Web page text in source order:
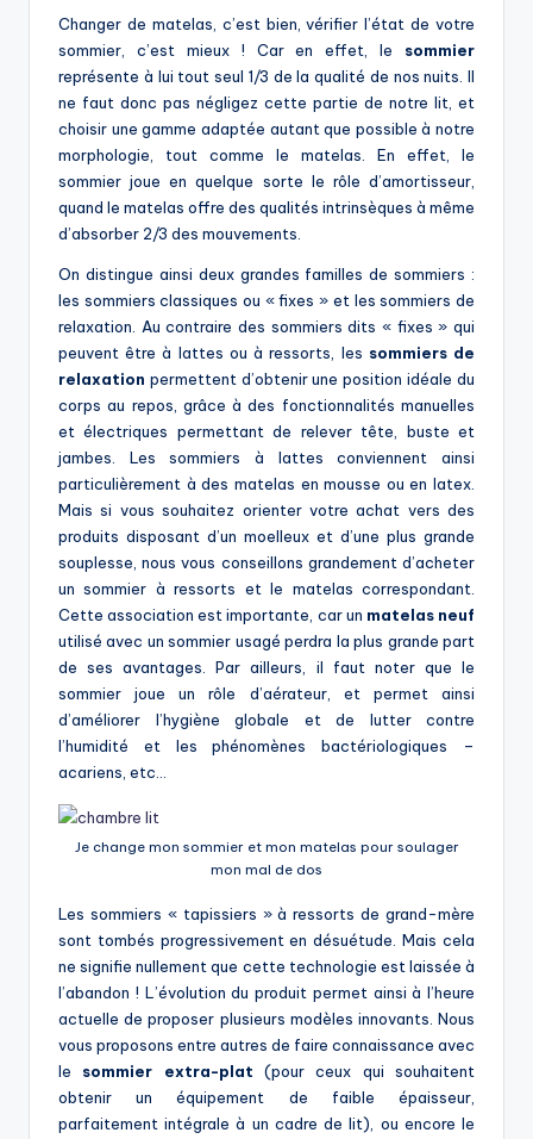
Changer de matelas, c’est bien, vérifier l’état de votre
sommier, c’est mieux ! Car en effet, le sommier
représente à lui tout seul 1/3 de la qualité de nos nuits. Il
ne faut donc pas négligez cette partie de notre lit, et
choisir une gamme adaptée autant que possible à notre
morphologie, tout comme le matelas. En effet, le
sommier joue en quelque sorte le rôle d’amortisseur,
quand le matelas offre des qualités intrinsèques à même
d’absorber 2/3 des mouvements.
On distingue ainsi deux grandes familles de sommiers :
les sommiers classiques ou « fixes » et les sommiers de
relaxation. Au contraire des sommiers dits « fixes » qui
peuvent être à lattes ou à ressorts, les sommiers de
relaxation permettent d’obtenir une position idéale du
corps au repos, grâce à des fonctionnalités manuelles
et électriques permettant de relever tête, buste et
jambes. Les sommiers à lattes conviennent ainsi
particulièrement à des matelas en mousse ou en latex.
Mais si vous souhaitez orienter votre achat vers des
produits disposant d’un moelleux et d’une plus grande
souplesse, nous vous conseillons grandement d’acheter
un sommier à ressorts et le matelas correspondant.
Cette association est importante, car un matelas neuf
utilisé avec un sommier usagé perdra la plus grande part
de ses avantages. Par ailleurs, il faut noter que le
sommier joue un rôle d’aérateur, et permet ainsi
d’améliorer l’hygiène globale et de lutter contre
l’humidité et les phénomènes bactériologiques –
acariens, etc…
Je change mon sommier et mon matelas pour soulager
mon mal de dos
Les sommiers « tapissiers » à ressorts de grand-mère
sont tombés progressivement en désuétude. Mais cela
ne signifie nullement que cette technologie est laissée à
l’abandon ! L’évolution du produit permet ainsi à l’heure
actuelle de proposer plusieurs modèles innovants. Nous
vous proposons entre autres de faire connaissance avec
le sommier extra-plat (pour ceux qui souhaitent
obtenir un équipement de faible épaisseur,
parfaitement intégrale à un cadre de lit), ou encore le